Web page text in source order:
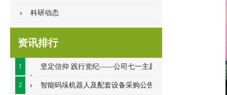
科研动态
资讯排行
1 坚定信仰 践行党纪——公司七一主题党
日系列活动顺利开展
2 智能码垛机器人及配套设备采购公告